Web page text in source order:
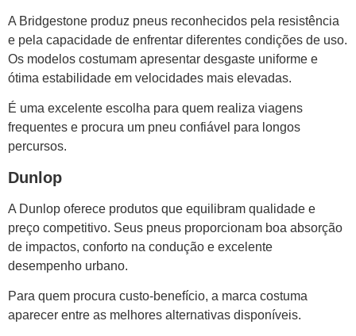
A Bridgestone produz pneus reconhecidos pela resistência
e pela capacidade de enfrentar diferentes condições de uso.
Os modelos costumam apresentar desgaste uniforme e
ótima estabilidade em velocidades mais elevadas.
É uma excelente escolha para quem realiza viagens
frequentes e procura um pneu confiável para longos
percursos.
Dunlop
A Dunlop oferece produtos que equilibram qualidade e
preço competitivo. Seus pneus proporcionam boa absorção
de impactos, conforto na condução e excelente
desempenho urbano.
Para quem procura custo-benefício, a marca costuma
aparecer entre as melhores alternativas disponíveis.